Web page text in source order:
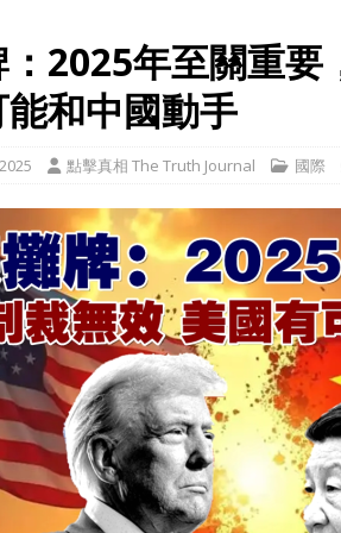
2025年至關重要
和中國動手
點擊真相 The Truth Journal 國際